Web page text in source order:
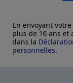
En envoyant
plus de 16 ans et
dans la
personnelles.